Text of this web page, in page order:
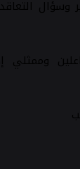
وسؤال
وممثلي